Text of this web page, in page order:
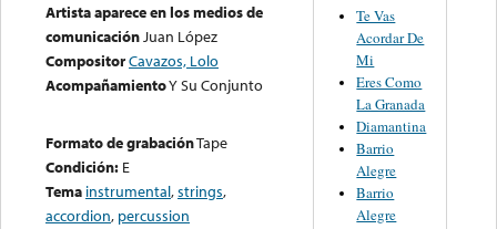
Artista aparece en los medios de
comunicaciónJuan López
CompositorCavazos, Lolo
AcompañamientoY Su Conjunto
Formato de grabaciónTape
Condición: E
Tema instrumental,strings,
accordion, percussion
Te Vas
Acordar De
Mi
Eres Como
La Granada
Diamantina
Barrio
Alegre
Barrio
Alegre